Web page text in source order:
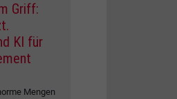
Griff:
KI für
Mengen